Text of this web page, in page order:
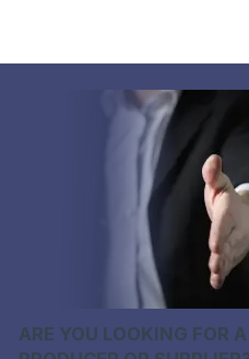
ARE YOU LOOKING FOR A